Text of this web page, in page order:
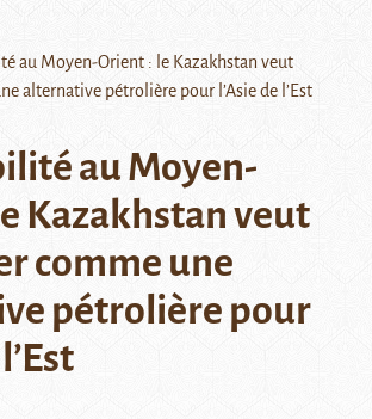
au Moyen-Orient : le Kazakhstan veut
alternative pétrolière pour l’Asie de l’Est
au Moyen-
Kazakhstan veut
comme une
pétrolière pour